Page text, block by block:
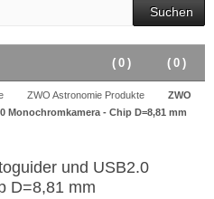
Suchen
( 0 )
( 0 )
ZWO Astronomie Produkte
ZWO
Monochromkamera - Chip D=8,81 mm
und USB2.0
D=8,81 mm